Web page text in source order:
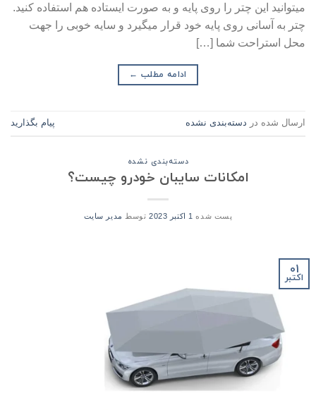
میتوانید این چتر را روی پایه و به صورت ایستاده هم استفاده کنید.
چتر به آسانی روی پایه خود قرار میگیرد و سایه خوبی را جهت
محل استراحت شما […]
ادامه مطلب ←
ارسال شده در دسته‌بندی نشده پیام بگذارید
دسته‌بندی نشده
امکانات سایبان خودرو چیست؟
پست شده 1 اکتبر 2023 توسط مدیر سایت
01
اکتبر